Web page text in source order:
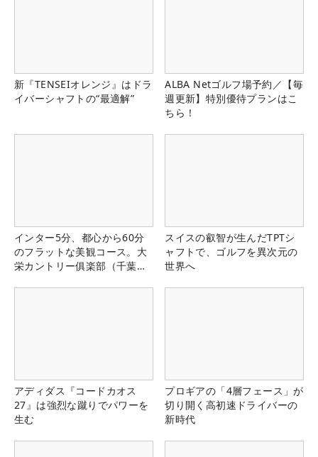
新『TENSEIオレンジ』はドラ
イバーシャフトの“最適解”
ALBA Netゴルフ場予約／【毎
週更新】特別優待プランはこ
ちら！
インター5分、都心から60分
のフラットな美観コース。大
栄カントリー俱楽部（千葉
スイスの叡智が生んだTPTシ
ャフトで、ゴルフを異次元の
世界へ
アディダス『コードカオス
27』は強烈な蹴りでパワーを
生む
プロギアの「4層フェース」が
切り開く高初速ドライバーの
新時代